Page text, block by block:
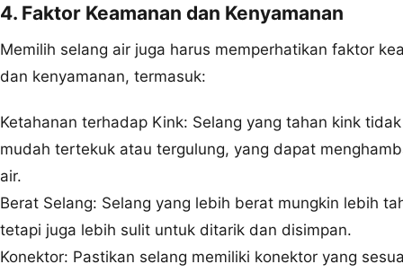
4. Faktor Keamanan dan Kenyamanan
Memilih selang air juga harus memperhatikan faktor
dan kenyamanan, termasuk:
Ketahanan terhadap Kink: Selang yang tahan kink
mudah tertekuk atau tergulung, yang dapat
air.
Berat Selang: Selang yang lebih berat mungkin lebih
tetapi juga lebih sulit untuk ditarik dan disimpan.
Konektor: Pastikan selang memiliki konektor yang